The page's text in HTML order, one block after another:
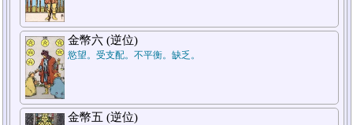
金幣六 (逆位)
慾望。受支配。不平衡。缺乏。
金幣五 (逆位)